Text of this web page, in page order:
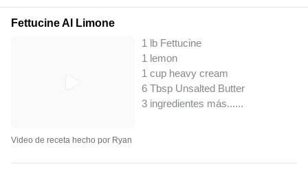
Fettucine Al Limone
1 lb Fettucine
1 lemon
1 cup heavy cream
6 Tbsp Unsalted Butter
3 ingredientes más......
Video de receta hecho por Ryan